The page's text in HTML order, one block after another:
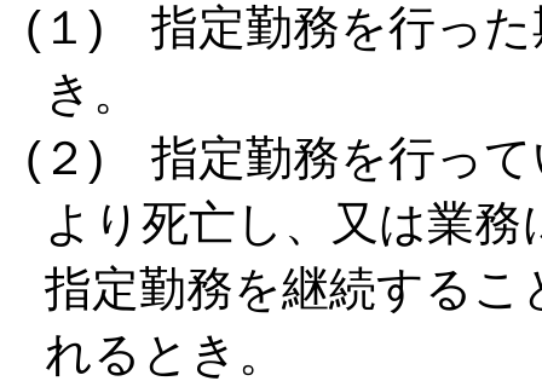
(１) 指定勤務を行った
き。
(２) 指定勤務を行って
より死亡し、又は業
指定勤務を継続する
れるとき。